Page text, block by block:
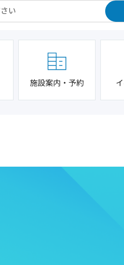
施設案内・予約